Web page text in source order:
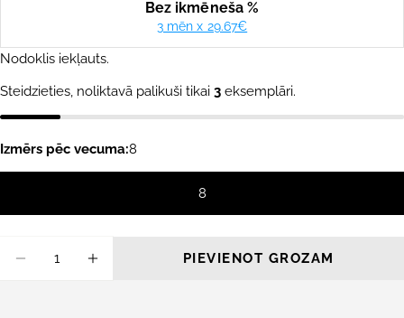
Nodoklis iekļauts.
Steidzieties, noliktavā palikuši tikai 3 eksemplāri.
Izmērs pēc vecuma:8
8
PIEVIENOT GROZAM